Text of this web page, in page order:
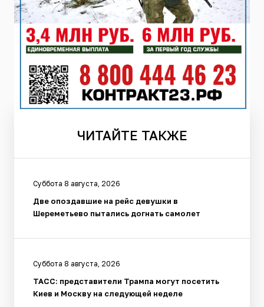
ЧИТАЙТЕ ТАКЖЕ
Суббота 8 августа, 2026
Две опоздавшие на рейс девушки в
Шереметьево пытались догнать самолет
Суббота 8 августа, 2026
ТАСС: представители Трампа могут посетить
Киев и Москву на следующей неделе